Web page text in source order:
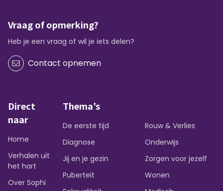
Vraag of opmerking?
Heb je een vraag of wil je iets delen?
Contact opnemen
Direct
naar
Home
Verhalen uit
het hart
Over Sophi
Thema's
De eerste tijd
Diagnose
Jij en je gezin
Puberteit
Rouw & Verlies
Onderwijs
Zorgen voor jezelf
Wonen